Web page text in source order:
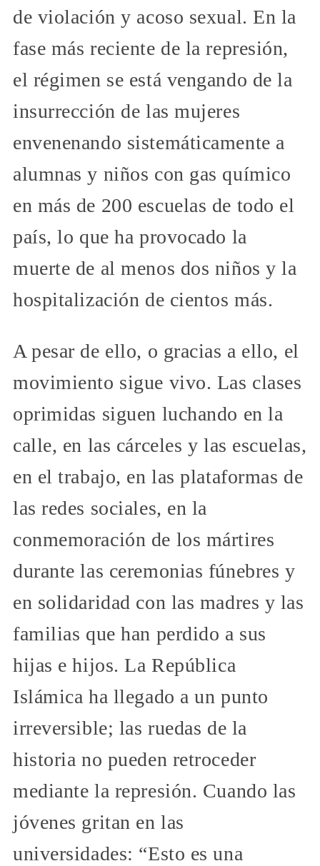
de violación y acoso sexual. En la
fase más reciente de la represión,
el régimen se está vengando de la
insurrección de las mujeres
envenenando sistemáticamente a
alumnas y niños con gas químico
en más de 200 escuelas de todo el
país, lo que ha provocado la
muerte de al menos dos niños y la
hospitalización de cientos más.
A pesar de ello, o gracias a ello, el
movimiento sigue vivo. Las clases
oprimidas siguen luchando en la
calle, en las cárceles y las escuelas,
en el trabajo, en las plataformas de
las redes sociales, en la
conmemoración de los mártires
durante las ceremonias fúnebres y
en solidaridad con las madres y las
familias que han perdido a sus
hijas e hijos. La República
Islámica ha llegado a un punto
irreversible; las ruedas de la
historia no pueden retroceder
mediante la represión. Cuando las
jóvenes gritan en las
universidades: “Esto es una